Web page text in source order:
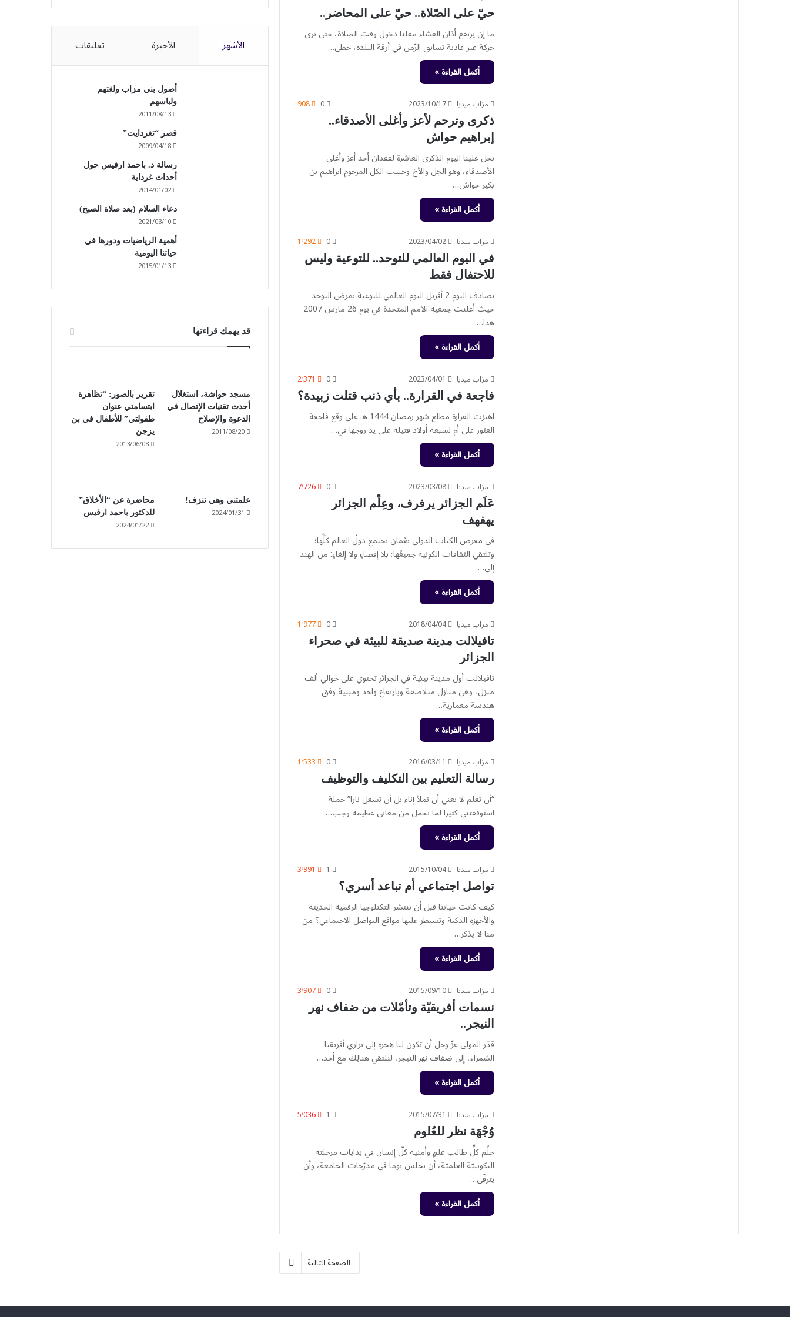
حيّ على الصّلاة.. حيّ على المحاضر..
ما إن يرتفع أذان العشاء معلنا دخول وقت الصلاة، حتى ترى
حركة غير عادية تسابق الزّمن في أزقة البلدة، خطى…
أكمل القراءة »
مزاب ميديا 2023/10/17
0
908
ذكرى وترحم لأعز وأغلى الأصدقاء..
إبراهيم حواش
تحل علينا اليوم الذكرى العاشرة لفقدان أحد أعز وأغلى
الأصدقاء، وهو الخِل والأخ وحبيب الكل المرحوم ابراهيم بن
بكير حواش…
أكمل القراءة »
مزاب ميديا 2023/04/02
0 1٬292
في اليوم العالمي للتوحد.. للتوعية وليس
للاحتفال فقط
يصادف اليوم 2 أفريل اليوم العالمي للتوعية بمرض التوحد
حيث أعلنت جمعية الأمم المتحدة في يوم 26 مارس 2007
هذا…
أكمل القراءة »
مزاب ميديا 2023/04/01
0 2٬371
فاجعة في القرارة.. بأي ذنب قتلت زبيدة؟
اهتزت القرارة مطلع شهر رمضان 1444 هـ على وقع فاجعة
العثور على أم لسبعة أولاد قتيلة على يد زوجها في…
أكمل القراءة »
مزاب ميديا 2023/03/08
0 7٬726
عَلَم الجزائر يرفرف، وعِلْم الجزائر
يهفهف
في معرض الكتاب الدولي بعُمان تجتمع دولُ العالم كلُّها؛
وتلتقي الثقافات الكونية جميعُها؛ بلا إقصاءٍ ولا إلغاءٍ: من الهند
إلى…
أكمل القراءة »
مزاب ميديا 2018/04/04
0 1٬977
تافيلالت مدينة صديقة للبيئة في صحراء
الجزائر
تافيلالت أول مدينة بيئية في الجزائر تحتوي على حوالي ألف
منزل، وهي منازل متلاصقة وبارتفاع واحد ومبنية وفق
هندسة معمارية…
أكمل القراءة »
مزاب ميديا 2016/03/11
0 1٬533
رسالة التعليم بين التكليف والتوظيف
“أن تعلم لا يعني أن تملأ إناء بل أن تشعل نارا” جملة
استوقفتني كثيرا لما تحمل من معاني عظيمة وجب…
أكمل القراءة »
مزاب ميديا 2015/10/04
1 3٬991
تواصل اجتماعي أم تباعد أسري؟
كيف كانت حياتنا قبل أن تنتشر التكنلوجيا الرقمية الحديثة
والأجهزة الذكية وتسيطر عليها مواقع التواصل الاجتماعي؟ من
منا لا يذكر…
أكمل القراءة »
مزاب ميديا 2015/09/10
0 3٬907
نسمات أفريقيّة وتأمّلات من ضفاف نهر
النيجر..
قدّر المولى عزّ وجل أن تكون لنا هِجرة إلى براري أفريقيا
السّمراء، إلى ضفاف نهر النيجر، لنلتقي هنالِك مع أحد…
أكمل القراءة »
مزاب ميديا 2015/07/31
1 5٬036
وُجْهَة نظر للعُلوم
حلُم كلِّ طالب علمٍ وأمنية كلّ إنسان في بدايات مرحلته
التكوينيّة العلميّة، أن يجلس يوما في مدرّجات الجامعة، وأن
يترقّى…
أكمل القراءة »
الصفحة التالية
الأشهر الأخيرة تعليقات
أصول بني مزاب ولغتهم
ولباسهم
2011/08/13
قصر “تغردايت”
2009/04/18
رسالة د. باحمد ارفيس حول
أحداث غرداية
2014/01/02
دعاء السلام (بعد صلاة الصبح)
2021/03/10
أهمية الرياضيات ودورها في
حياتنا اليومية
2015/01/13
قد يهمك قراءتها
مسجد حواشة، استغلال
أحدث تقنيات الإتصال في
الدعوة والإصلاح
2011/08/20
تقرير بالصور: “تظاهرة
ابتسامتي عنوان
طفولتي” للأطفال في بن
يزجن
2013/06/08
علمتني وهي تنزف!
2024/01/31
محاضرة عن “الأخلاق”
للدكتور باحمد ارفيس
2024/01/22